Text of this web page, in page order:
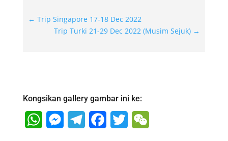
← Trip Singapore 17-18 Dec 2022
Trip Turki 21-29 Dec 2022 (Musim Sejuk) →
Kongsikan gallery gambar ini ke:
WhatsAppMessengerTelegramFacebook
Twitter